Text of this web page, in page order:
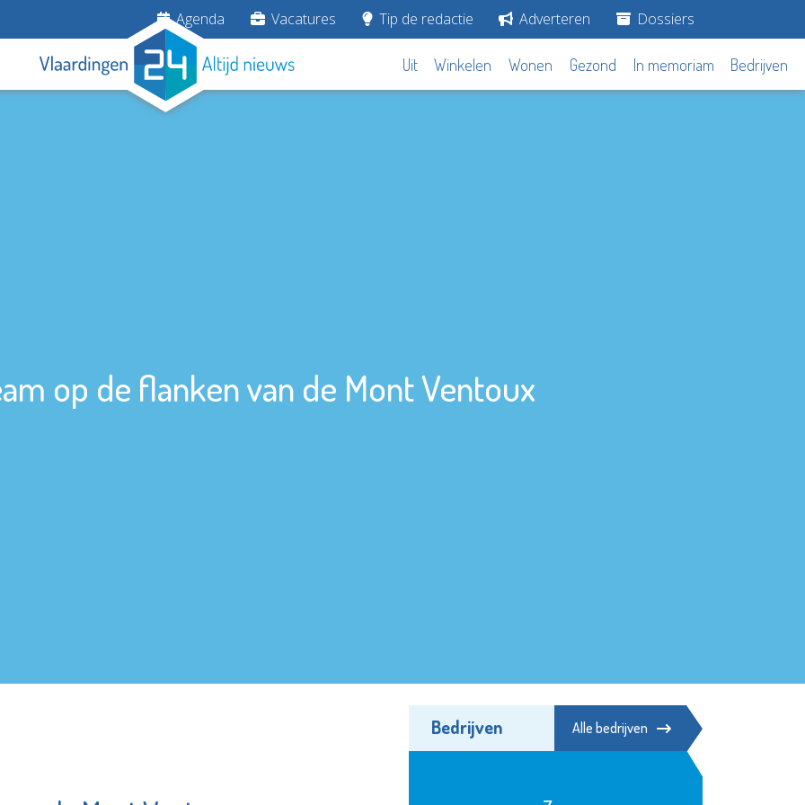
Agenda Vacatures Tip de redactie Adverteren Dossiers
Uit Winkelen Wonen Gezond In memoriam Bedrijven
op de flanken van de Mont Ventoux
Bedrijven Alle bedrijven